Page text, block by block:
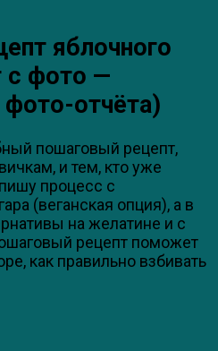
яблочного
с фото —
отчёта)
пошаговый рецепт,
и тем, кто уже
процесс с
(веганская опция), а в
на желатине и с
рецепт поможет
как правильно взбивать